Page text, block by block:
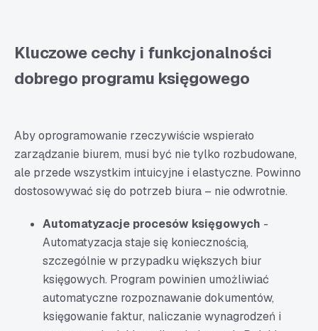
Kluczowe cechy i funkcjonalności
dobrego programu księgowego
Aby oprogramowanie rzeczywiście wspierało
zarządzanie biurem, musi być nie tylko rozbudowane,
ale przede wszystkim intuicyjne i elastyczne. Powinno
dostosowywać się do potrzeb biura – nie odwrotnie.
Automatyzacje procesów księgowych -
Automatyzacja staje się koniecznością,
szczególnie w przypadku większych biur
księgowych. Program powinien umożliwiać
automatyczne rozpoznawanie dokumentów,
księgowanie faktur, naliczanie wynagrodzeń i